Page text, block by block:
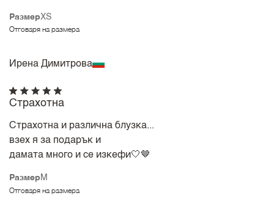
РазмерXS
Отговаря на размера
Ирена Димитрова
Размер M
Отговаря на размера
Страхотна
Страхотна и различна блузка...
взех я за подарък и
дамата много и се изкефи🤍🤎